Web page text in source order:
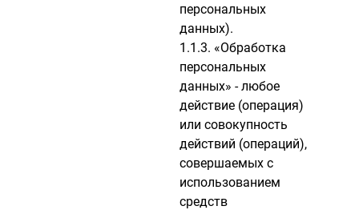
персональных
данных).
1.1.3. «Обработка
персональных
данных» - любое
действие (операция)
или совокупность
действий (операций),
совершаемых с
использованием
средств